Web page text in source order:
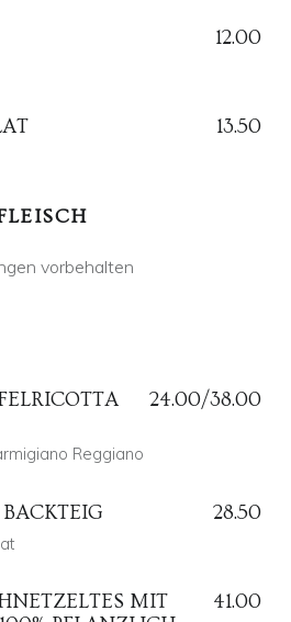
12.00
13.50
vorbehalten
24.00/38.00
Reggiano
28.50
MIT
41.00